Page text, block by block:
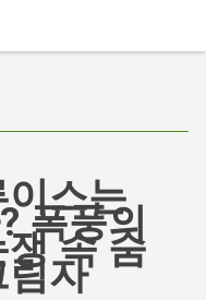
이스는
폭풍의
속 숨
림자